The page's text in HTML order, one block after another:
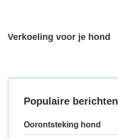
Verkoeling voor je hond
Populaire berichten
Oorontsteking hond